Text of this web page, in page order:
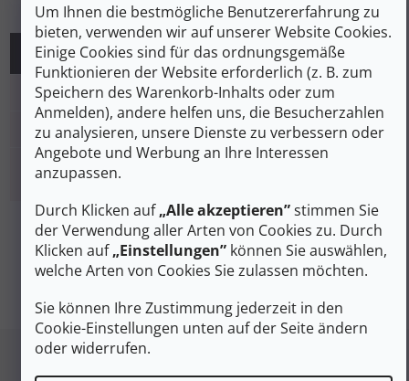
Um Ihnen die bestmögliche Benutzererfahrung zu
bieten, verwenden wir auf unserer Website Cookies.
Einige Cookies sind für das ordnungsgemäße
Funktionieren der Website erforderlich (z. B. zum
Speichern des Warenkorb-Inhalts oder zum
Anmelden), andere helfen uns, die Besucherzahlen
zu analysieren, unsere Dienste zu verbessern oder
Angebote und Werbung an Ihre Interessen
anzupassen.
Durch Klicken auf„Alle akzeptieren”stimmen Sie
der Verwendung aller Arten von Cookies zu. Durch
Klicken auf„Einstellungen” können Sie auswählen,
welche Arten von Cookies Sie zulassen möchten.
Sie können Ihre Zustimmung jederzeit in den
Cookie-Einstellungen unten auf der Seite ändern
oder widerrufen.
MÄNNER
EU 40 41 42 43
UK 6/6,5 7/7,5 8/8,5 8,5/9 9,5/10
Einlegesohlenlänge
(mm)
Fußzeile